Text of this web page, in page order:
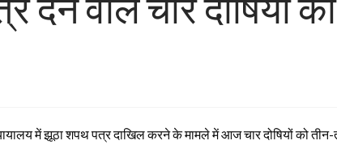
में झूठा शपथ पत्र दाखिल करने के मामले में आज चार दोषियों को